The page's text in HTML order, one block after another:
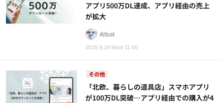
2025.9.24 Wed 11:00
アプリ500万DL達成、アプリ経由の売上
が拡大
AIbot
その他
「北欧、暮らしの道具店」スマホアプリ
が100万DL突破…アプリ経由での購入が4